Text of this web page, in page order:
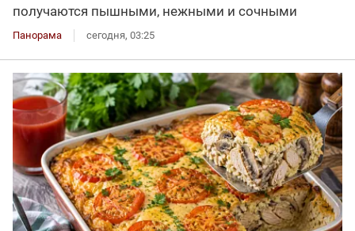
получаются пышными, нежными и сочными
Панорама сегодня, 03:25